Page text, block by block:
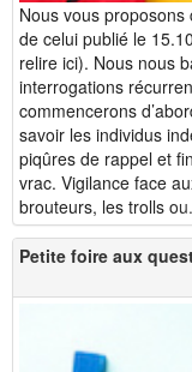
Nous vous
de celui publié le
relire ici). Nous nous
interrogations
commencerons
savoir les individus
piqûres de rappel et
vrac. Vigilance face
brouteurs, les trolls
Petite foire aux